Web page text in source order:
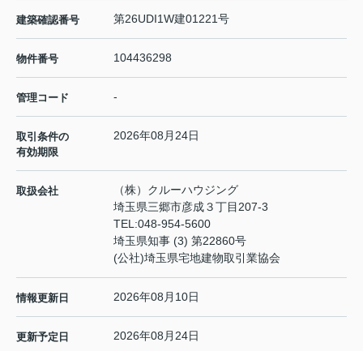
建築確認番号 第26UDI1W建01221号
物件番号 104436298
管理コード -
取引条件の
有効期限
2026年08月24日
取扱会社
（株）クルーハウジング
埼玉県三郷市彦成３丁目207-3
TEL:048-954-5600
埼玉県知事 (3) 第22860号
(公社)埼玉県宅地建物取引業協会
情報更新日 2026年08月10日
更新予定日 2026年08月24日